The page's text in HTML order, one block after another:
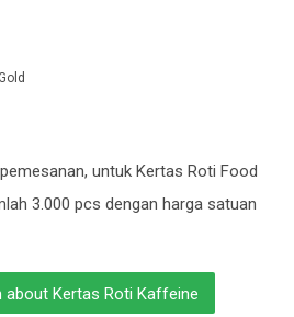
untuk Kertas Roti Food
3.000 pcs dengan harga satuan
about Kertas Roti Kaffeine